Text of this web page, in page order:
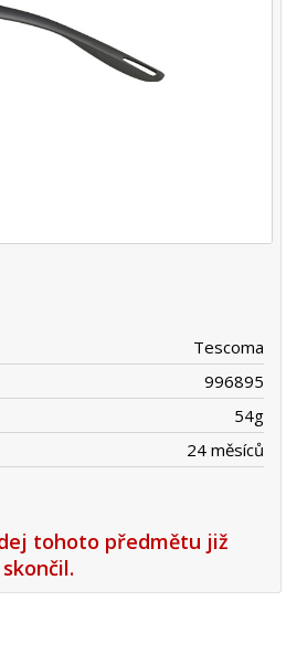
Tescoma
996895
54g
24 měsíců
tohoto předmětu již
skončil.